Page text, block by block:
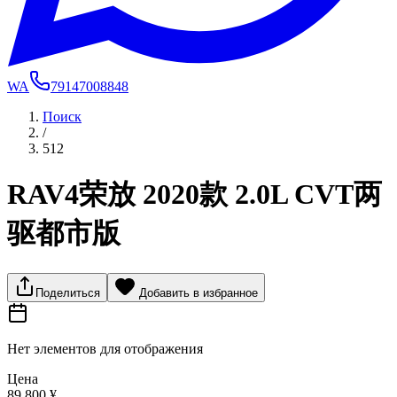
WA
79147008848
Поиск
/
512
RAV4荣放 2020款 2.0L CVT两
驱都市版
Поделиться Добавить в избранное
Нет элементов для отображения
Цена